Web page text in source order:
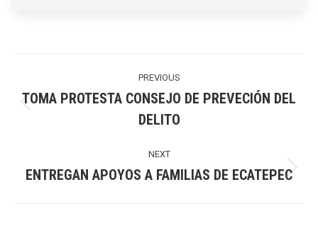
PREVIOUS
post:
TOMA PROTESTA CONSEJO DE PREVECIÓN DEL
DELITO
NEXT
Next
ENTREGAN APOYOS A FAMILIAS DE ECATEPEC